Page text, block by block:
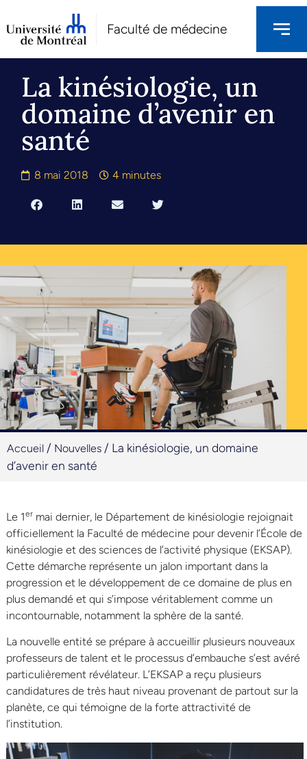
Faculté de médecine
La kinésiologie, un
domaine d’avenir en
santé
8 mai 2018 4 minutes
Accueil / Nouvelles / La kinésiologie, un domaine
d’avenir en santé
Le 1er mai dernier, le Département de kinésiologie rejoignait
officiellement la Faculté de médecine pour devenir l’École de
kinésiologie et des sciences de l’activité physique (EKSAP).
Cette démarche représente un jalon important dans la
progression et le développement de ce domaine de plus en
plus demandé et qui s’impose véritablement comme un
incontournable, notamment la sphère de la santé.
La nouvelle entité se prépare à accueillir plusieurs nouveaux
professeurs de talent et le processus d’embauche s’est avéré
particulièrement révélateur. L’EKSAP a reçu plusieurs
candidatures de très haut niveau provenant de partout sur la
planète, ce qui témoigne de la forte attractivité de
l’institution.